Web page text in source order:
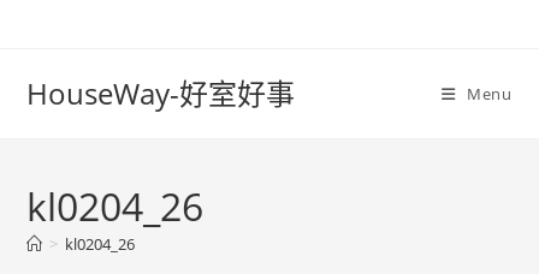
HouseWay-好室好事 Menu
kl0204_26
> kl0204_26